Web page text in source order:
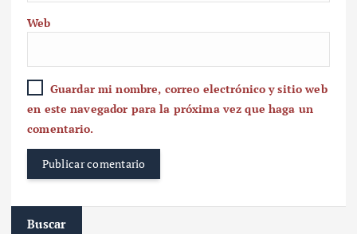
Web
Guardar mi nombre, correo electrónico y sitio web
en este navegador para la próxima vez que haga un
comentario.
Buscar